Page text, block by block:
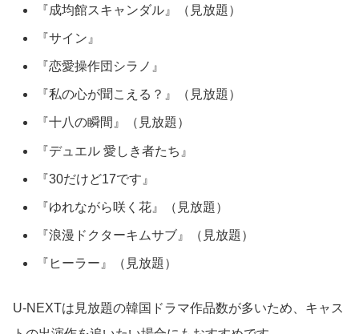
『成均館スキャンダル』（見放題）
『サイン』
『恋愛操作団シラノ』
『私の心が聞こえる？』（見放題）
『十八の瞬間』（見放題）
『デュエル 愛しき者たち』
『30だけど17です』
『ゆれながら咲く花』（見放題）
『浪漫ドクターキムサブ』（見放題）
『ヒーラー』（見放題）
U-NEXTは見放題の韓国ドラマ作品数が多いため、キャス